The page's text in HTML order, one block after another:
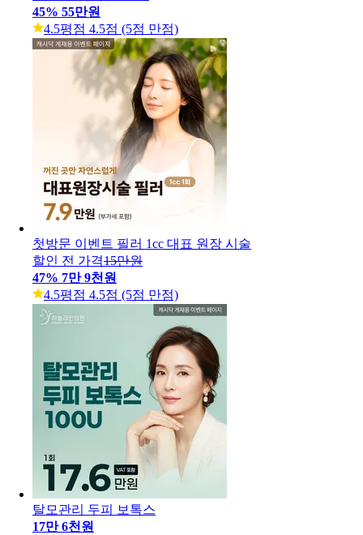
45% 55만원
4.5평점 4.5점 (5점 만점)
첫방문 이벤트 필러 1cc 대표 원장 시술
할인 전 가격15만원
47% 7만 9천원
4.5평점 4.5점 (5점 만점)
탈모관리 두피 보톡스
17만 6천원